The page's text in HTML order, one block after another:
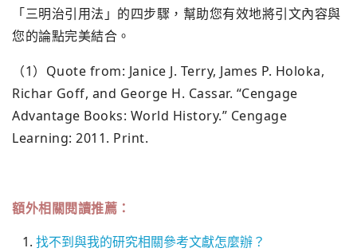
「三明治引用法」的四步驟，幫助您有效地將引文內容與
您的論點完美結合。
（1）Quote from: Janice J. Terry, James P. Holoka,
Richar Goff, and George H. Cassar. “Cengage
Advantage Books: World History.” Cengage
Learning: 2011. Print.
額外相關閱讀推薦：
找不到與我的研究相關參考文獻怎麼辦？